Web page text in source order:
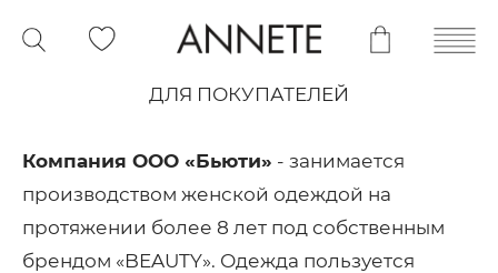
ДЛЯ ПОКУПАТЕЛЕЙ
Компания ООО «Бьюти» - занимается
производством женской одеждой на
протяжении более 8 лет под собственным
брендом «BEAUTY». Одежда пользуется